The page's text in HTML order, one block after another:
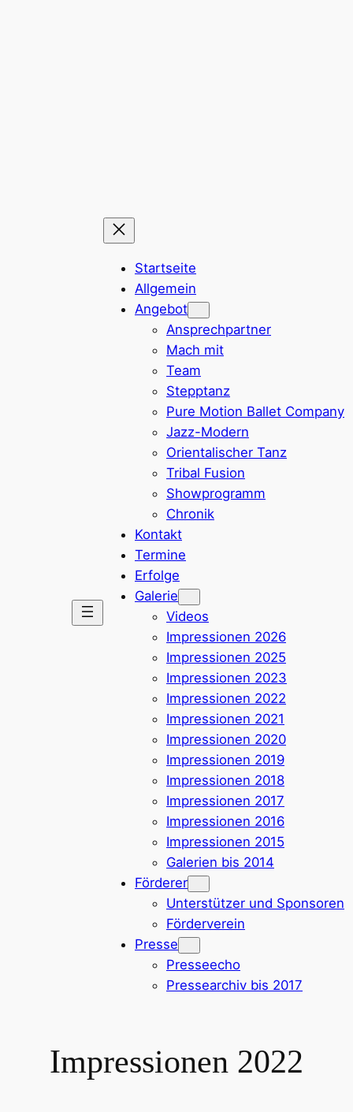
Startseite
Allgemein
Angebot
Ansprechpartner
Mach mit
Team
Stepptanz
Pure Motion Ballet Company
Jazz-Modern
Orientalischer Tanz
Tribal Fusion
Showprogramm
Chronik
Kontakt
Termine
Erfolge
Galerie
Videos
Impressionen 2026
Impressionen 2025
Impressionen 2023
Impressionen 2022
Impressionen 2021
Impressionen 2020
Impressionen 2019
Impressionen 2018
Impressionen 2017
Impressionen 2016
Impressionen 2015
Galerien bis 2014
Förderer
Unterstützer und Sponsoren
Förderverein
Presse
Presseecho
Pressearchiv bis 2017
Impressionen 2022